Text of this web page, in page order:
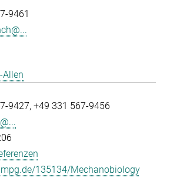
9461
Allen
9427 +49 331 567-9456
135134/Mechanobiology